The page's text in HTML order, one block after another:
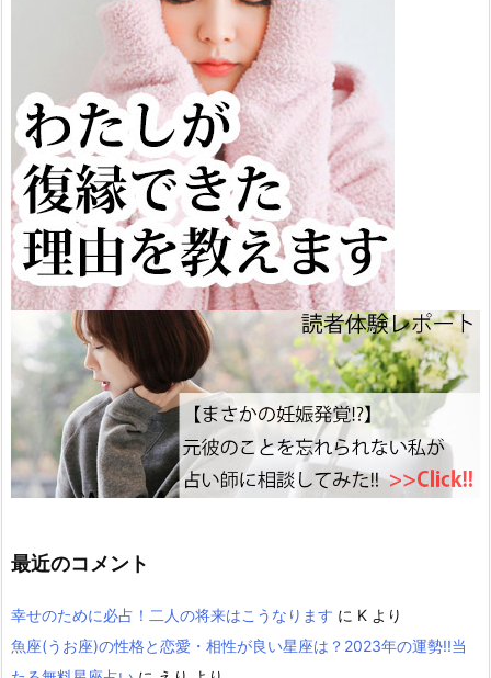
最近のコメント
幸せのために必占！二人の将来はこうなります に K より
魚座(うお座)の性格と恋愛・相性が良い星座は？2023年の運勢!!当